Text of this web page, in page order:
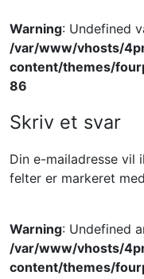
Warning: Undefined
/var/www/vhosts/
content/themes/
86
Skriv et svar
Din e-mailadresse vil
felter er markeret med
Warning: Undefined
/var/www/vhosts/
content/themes/